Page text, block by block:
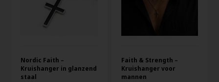
Nordic Faith –
Kruishanger in glanzend
staal
Faith & Strength –
Kruishanger voor
mannen